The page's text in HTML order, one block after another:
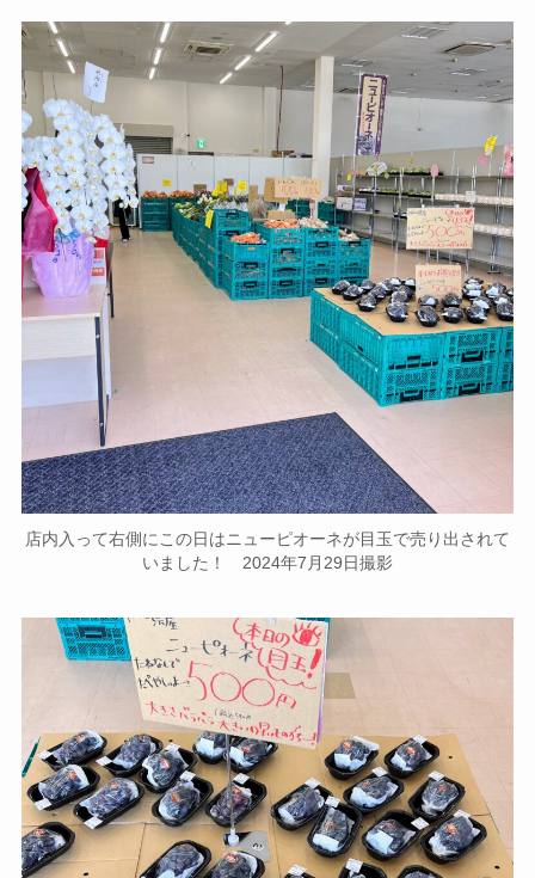
店内入って右側にこの日はニューピオーネが目玉で売り出されて
いました！ 2024年7月29日撮影